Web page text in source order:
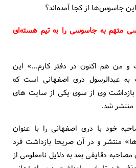
جاسوس‌ها از کجا آمده‌اند؟
متهم به جاسوسی را به تیم هسته‌ای
من هم اکنون در دفتر کارم...» این
عبدالرسول دری اصفهانی است که
وی از سوی یکی از سایت های
منتشر شد.
خود با دری اصفهانی را با عنوان
منتشر و در آن صریحا بازداشت فرد
مصاحبه دقایقی بعد به دلایل نامعلومی از